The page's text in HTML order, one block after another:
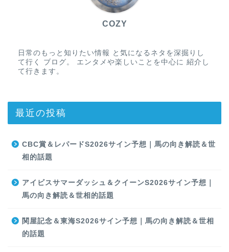
COZY
日常のもっと知りたい情報 と気になるネタを深掘りし
て行く ブログ。 エンタメや楽しいことを中心に 紹介し
て行きます。
最近の投稿
CBC賞＆レパードS2026サイン予想｜馬の向き解読＆世
相的話題
アイビスサマーダッシュ＆クイーンS2026サイン予想｜
馬の向き解読＆世相的話題
関屋記念＆東海S2026サイン予想｜馬の向き解読＆世相
的話題